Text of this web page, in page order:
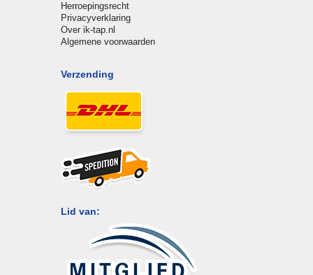
Herroepingsrecht
Privacyverklaring
Over ik-tap.nl
Algemene voorwaarden
Verzending
Lid van: